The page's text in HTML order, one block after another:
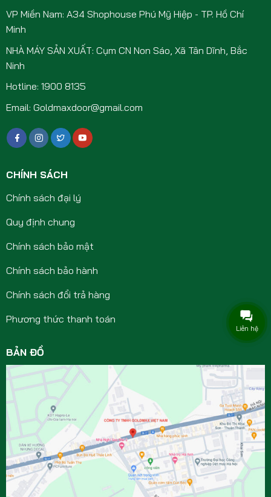
VP Miền Nam: A34 Shophouse Phú Mỹ Hiệp - TP. Hồ Chí
Minh
NHÀ MÁY SẢN XUẤT: Cụm CN Non Sáo, Xã Tân Dĩnh, Bắc
Ninh
Hotline: 1900 8135
Email: Goldmaxdoor@gmail.com
CHÍNH SÁCH
Chính sách đại lý
Quy định chung
Chính sách bảo mật
Chính sách bảo hành
Chính sách đổi trả hàng
Phương thức thanh toán
BẢN ĐỒ
Liên hệ